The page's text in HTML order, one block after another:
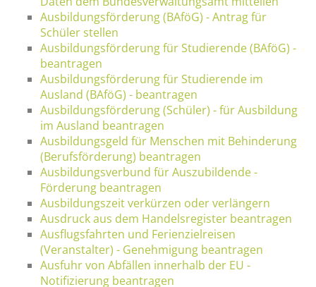
Ausbildungsförderung (BAföG) - Antrag für
Schüler stellen
Ausbildungsförderung für Studierende (BAföG) -
beantragen
Ausbildungsförderung für Studierende im
Ausland (BAföG) - beantragen
Ausbildungsförderung (Schüler) - für Ausbildung
im Ausland beantragen
Ausbildungsgeld für Menschen mit Behinderung
(Berufsförderung) beantragen
Ausbildungsverbund für Auszubildende -
Förderung beantragen
Ausbildungszeit verkürzen oder verlängern
Ausdruck aus dem Handelsregister beantragen
Ausflugsfahrten und Ferienzielreisen
(Veranstalter) - Genehmigung beantragen
Ausfuhr von Abfällen innerhalb der EU -
Notifizierung beantragen